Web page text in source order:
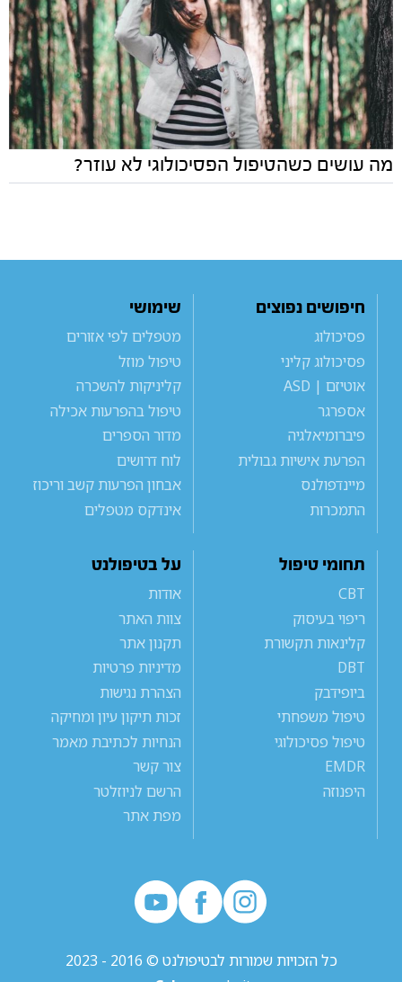
מה עושים כשהטיפול הפסיכולוגי לא עוזר?
חיפושים נפוצים
פסיכולוג
פסיכולוג קליני
אוטיזם | ASD
אספרגר
פיברומיאלגיה
הפרעת אישיות גבולית
מיינדפולנס
התמכרות
שימושי
מטפלים לפי אזורים
טיפול מוזל
קליניקות להשכרה
טיפול בהפרעות אכילה
מדור הספרים
לוח דרושים
אבחון הפרעות קשב וריכוז
אינדקס מטפלים
תחומי טיפול
CBT
ריפוי בעיסוק
קלינאות תקשורת
DBT
ביופידבק
טיפול משפחתי
טיפול פסיכולוגי
EMDR
היפנוזה
על בטיפולנט
אודות
צוות האתר
תקנון אתר
מדיניות פרטיות
הצהרת נגישות
זכות תיקון עיון ומחיקה
הנחיות לכתיבת מאמר
צור קשר
הרשם לניוזלטר
מפת אתר
כל הזכויות שמורות לבטיפולנט © 2016 - 2023